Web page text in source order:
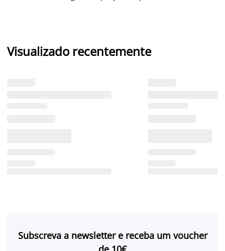
Visualizado recentemente
Subscreva a newsletter e receba um voucher